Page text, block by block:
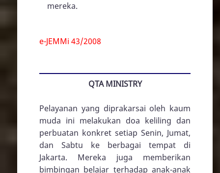
mereka.
e-JEMMi 43/2008
QTA MINISTRY
Pelayanan yang diprakarsai oleh kaum
muda ini melakukan doa keliling dan
perbuatan konkret setiap Senin, Jumat,
dan Sabtu ke berbagai tempat di
Jakarta. Mereka juga memberikan
bimbingan belajar terhadap anak-anak